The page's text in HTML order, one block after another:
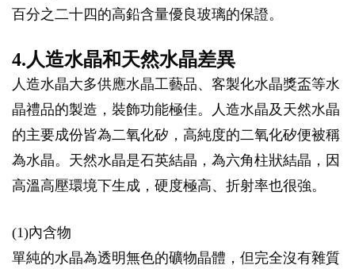
百分之二十四的高鉛含量優良玻璃的保證。
4.人造水晶和天然水晶差異
人造水晶大多供應水晶工藝品、客製化水晶獎盃等水
晶禮品的製造，裝飾功能極佳。人造水晶及天然水晶
的主要成份皆為二氧化矽，高純度的二氧化矽便被稱
為水晶。天然水晶是石英結晶，為六角柱狀結晶，因
高溫高壓環境下生成，硬度極高、折射率也很強。
(1)內含物
單純的水晶為透明無色的礦物晶體，但完全沒有雜質